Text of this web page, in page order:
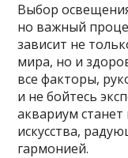
Выбор
но важный
зависит не
мира, но и
все факторы,
и не бойтесь
аквариум
искусства,
гармонией.